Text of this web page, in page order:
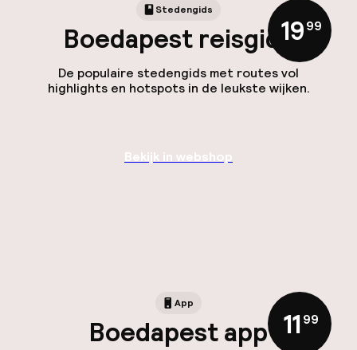
Stedengids
Boedapest reisgids
De populaire stedengids met routes vol
highlights en hotspots in de leukste wijken.
19,99
Bekijk in webshop
App
Boedapest app 11 ,99